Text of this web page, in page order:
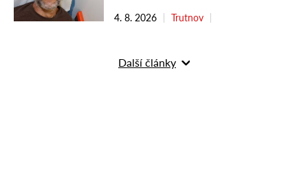
4. 8. 2026 Trutnov
Další články